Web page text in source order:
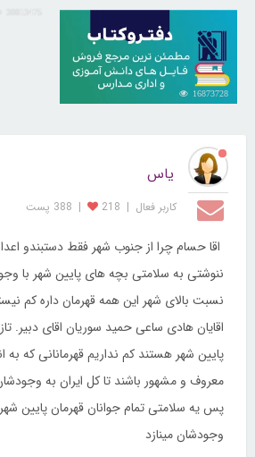
16873728
یاس
کاربر فعال |
218
| 388 پست
اقا حسام چرا از جنوب شهر فقط دستبندو
ننوشتی به سلامتی بچه های پایین شهر با
نسبت بالای شهر این همه قهرمان داره کم
اقایان هادی ساعی حمید سوریان اقای دبیر.
پایین شهر هستند کم نداریم قهرمانانی که به
معروف و مشهور باشند تا کل ایران به وجودشان
پس یه سلامتی تمام جوانان قهرمان پایین
وجودشان مینازد